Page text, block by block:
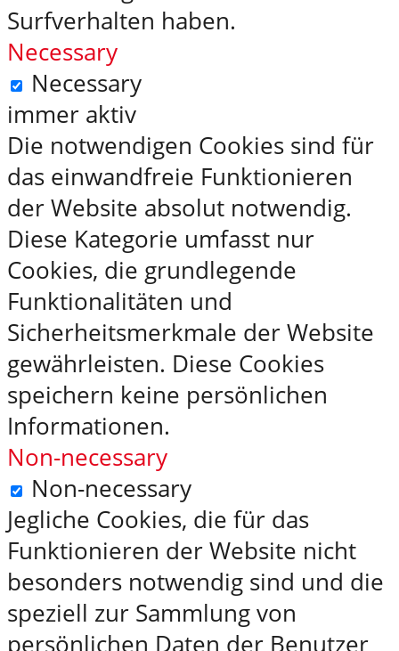
Surfverhalten haben.
Necessary
Necessary
immer aktiv
Die notwendigen Cookies sind für
das einwandfreie Funktionieren
der Website absolut notwendig.
Diese Kategorie umfasst nur
Cookies, die grundlegende
Funktionalitäten und
Sicherheitsmerkmale der Website
gewährleisten. Diese Cookies
speichern keine persönlichen
Informationen.
Non-necessary
Non-necessary
Jegliche Cookies, die für das
Funktionieren der Website nicht
besonders notwendig sind und die
speziell zur Sammlung von
persönlichen Daten der Benutzer